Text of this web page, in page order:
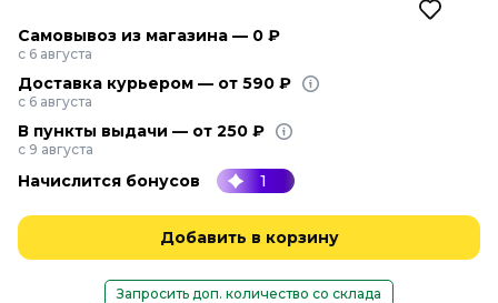
Самовывоз из магазина — 0 ₽
с 6 августа
Доставка курьером — от 590 ₽
с 6 августа
В пункты выдачи — от 250 ₽
с 9 августа
Начислится бонусов 1
Добавить в корзину
Запросить доп. количество со склада